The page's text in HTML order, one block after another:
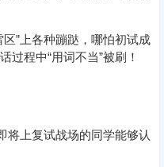
”上各种蹦跶，哪怕初试成
过程中“用词不当”被刷！
将上复试战场的同学能够认